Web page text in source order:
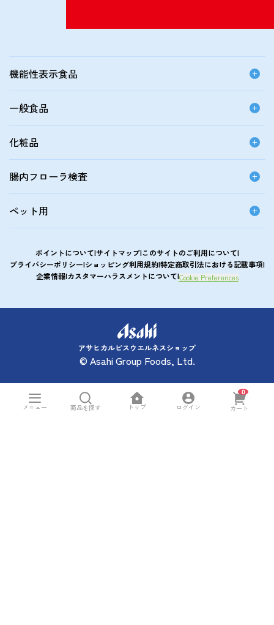
機能性表示食品
一般食品
化粧品
腸内フローラ検査
ペット用
ポイントについて サイトマップこのサイトのご利用について
プライバシーポリシー ショッピング利用規約特定商取引法における記載事項
企業情報カスタマーハラスメントについて Cookie Preferences
アサヒカルピスウエルネスショップ
© Asahi Group Foods, Ltd.
メニュー 商品を探す トップ ログイン
0
カート